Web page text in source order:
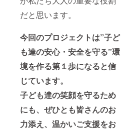
だと思います。
今回のプロジェクトは”子ど
も達の安心・安全を守る”環
境を作る第１歩になると信
じています。
子ども達の笑顔を守るため
にも、ぜひとも皆さんのお
力添え、温かいご支援をお